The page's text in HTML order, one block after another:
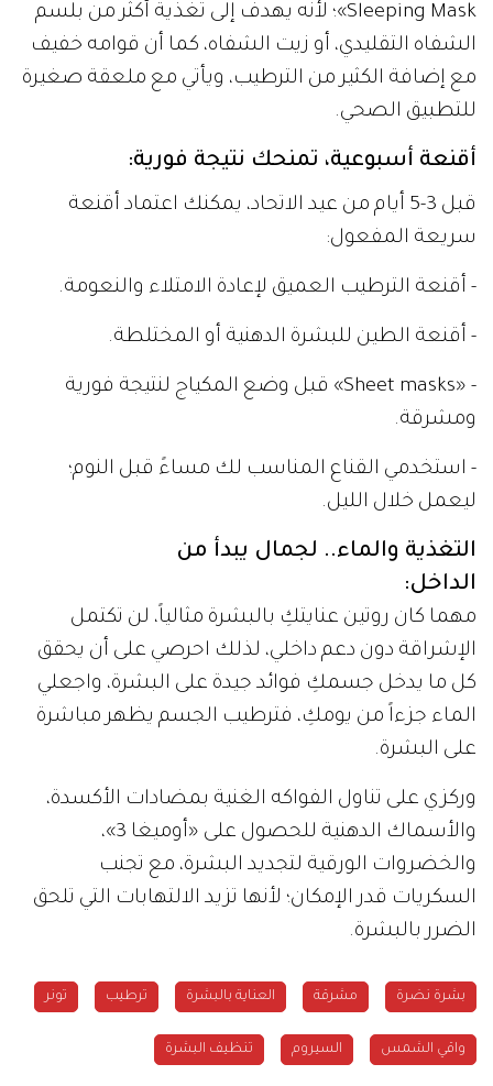
Sleeping Mask»؛ لأنه يهدف إلى تغذية أكثر من بلسم
الشفاه التقليدي، أو زيت الشفاه، كما أن قوامه خفيف
مع إضافة الكثير من الترطيب، ويأتي مع ملعقة صغيرة
للتطبيق الصحي.
أقنعة أسبوعية، تمنحك نتيجة فورية:
قبل 3-5 أيام من عيد الاتحاد، يمكنك اعتماد أقنعة
سريعة المفعول:
- أقنعة الترطيب العميق لإعادة الامتلاء والنعومة.
- أقنعة الطين للبشرة الدهنية أو المختلطة.
- «Sheet masks» قبل وضع المكياج لنتيجة فورية
ومشرقة.
- استخدمي القناع المناسب لك مساءً قبل النوم؛
ليعمل خلال الليل.
التغذية والماء.. لجمال يبدأ من
الداخل:
مهما كان روتين عنايتكِ بالبشرة مثالياً، لن تكتمل
الإشراقة دون دعم داخلي، لذلك احرصي على أن يحقق
كل ما يدخل جسمكِ فوائد جيدة على البشرة، واجعلي
الماء جزءاً من يومكِ، فترطيب الجسم يظهر مباشرة
على البشرة.
وركزي على تناول الفواكه الغنية بمضادات الأكسدة،
والأسماك الدهنية للحصول على «أوميغا 3»،
والخضروات الورقية لتجديد البشرة، مع تجنب
السكريات قدر الإمكان؛ لأنها تزيد الالتهابات التي تلحق
الضرر بالبشرة.
بشرة نضرة مشرقة العناية بالبشرة ترطيب تونر
واقي الشمس السيروم تنظيف البشرة